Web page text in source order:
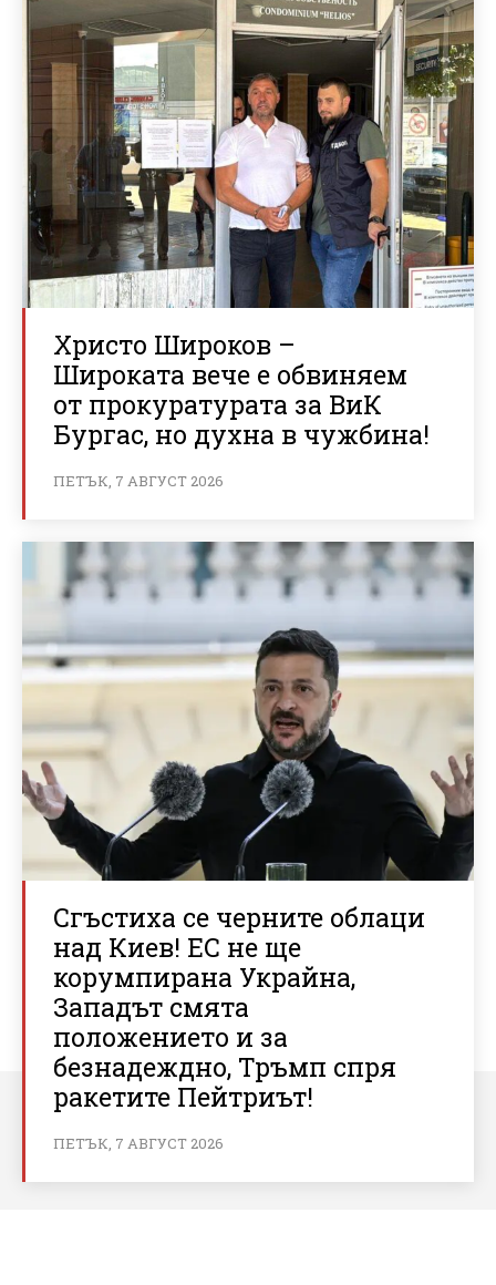
Христо Широков –
Широката вече е обвиняем
от прокуратурата за ВиК
Бургас, но духна в чужбина!
ПЕТЪК, 7 АВГУСТ 2026
Сгъстиха се черните облаци
над Киев! ЕС не ще
корумпирана Украйна,
Западът смята
положението и за
безнадеждно, Тръмп спря
ракетите Пейтриът!
ПЕТЪК, 7 АВГУСТ 2026